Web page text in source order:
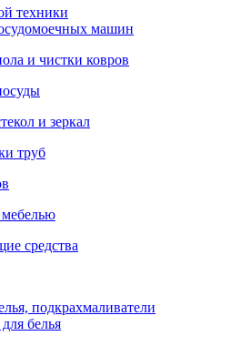
техники
машин
и чистки ковров
и зеркал
труб
мебелью
средства
подкрахмаливатели
белья